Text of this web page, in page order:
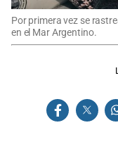
Por primera vez se
en el Mar Argentino.